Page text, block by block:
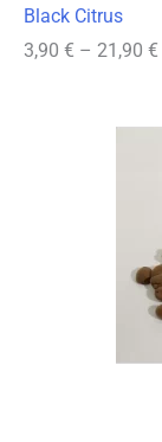
Black Citrus
3,90 € – 21,90 €